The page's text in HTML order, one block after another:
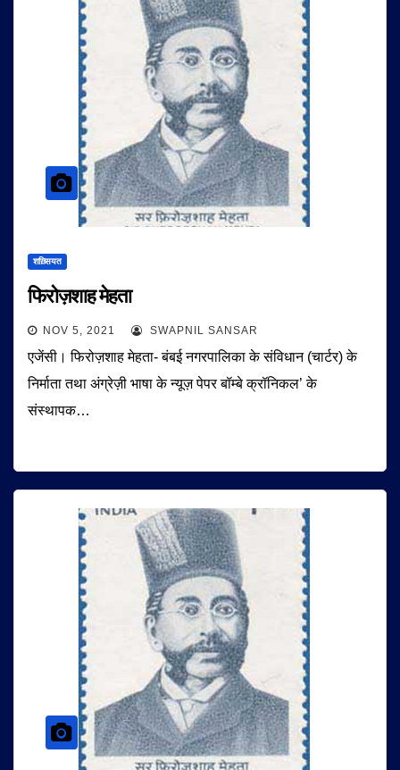
शख़्सियत
फिरोज़शाह मेहता
NOV 5, 2021 SWAPNIL SANSAR
एजेंसी। फिरोज़शाह मेहता- बंबई नगरपालिका के संविधान (चार्टर) के
निर्माता तथा अंग्रेज़ी भाषा के न्यूज़ पेपर बॉम्बे क्रॉनिकल’ के
संस्थापक…